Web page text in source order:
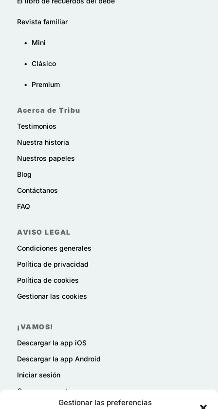
Gestionar las preferencias
Revista familiar
• Mini
• Clásico
• Premium
Acerca de Tribu
Testimonios
Nuestra historia
Nuestros papeles
Blog
Contáctanos
FAQ
AVISO LEGAL
Condiciones generales
Política de privacidad
Política de cookies
Gestionar las cookies
¡VAMOS!
Descargar la app iOS
Descargar la app Android
Iniciar sesión
Crear una cuenta